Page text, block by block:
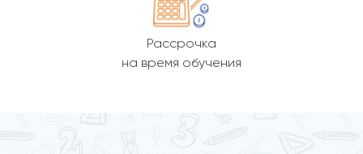
Рассрочка
на время обучения